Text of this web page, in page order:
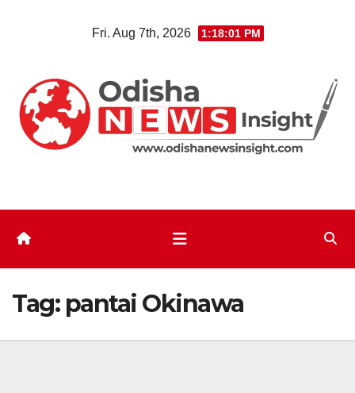
Fri. Aug 7th, 2026 1:18:02 PM
Tag: pantai Okinawa